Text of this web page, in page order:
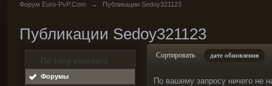
Форум Euro-PvP.Com → Публикации Sedoy321123
Публикации Sedoy321123
По типу контента
Форумы
Сортировать дате обновления
По вашему запросу ничего не